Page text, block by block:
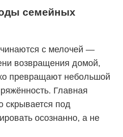
семейных
с мелочей —
возвращения домой,
превращают небольшой
Главная
скрывается под
осознанно, а не